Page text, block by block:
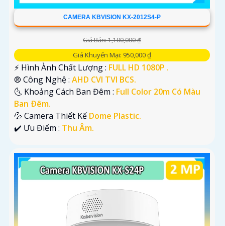
CAMERA KBVISION KX-2012S4-P
Giá Bán: 1,100,000 ₫
Giá Khuyến Mại: 950,000 ₫
️⚡ Hình Ành Chất Lượng : FULL HD 1080P .
®️ Công Nghệ : AHD CVI TVI BCS.
🌜 Khoảng Cách Ban Đêm : Full Color 20m Có Màu
Ban Ðêm.
💦 Camera Thiết Kế Dome Plastic.
️✔️ Ưu Điểm : Thu Âm.